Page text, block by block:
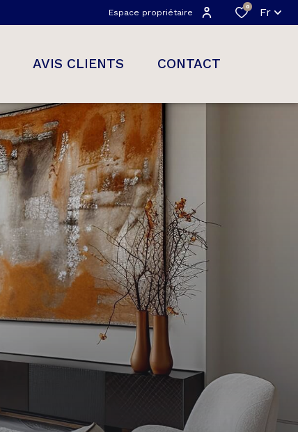
Espace propriétaire
0 Fr
AVIS CLIENTS CONTACT